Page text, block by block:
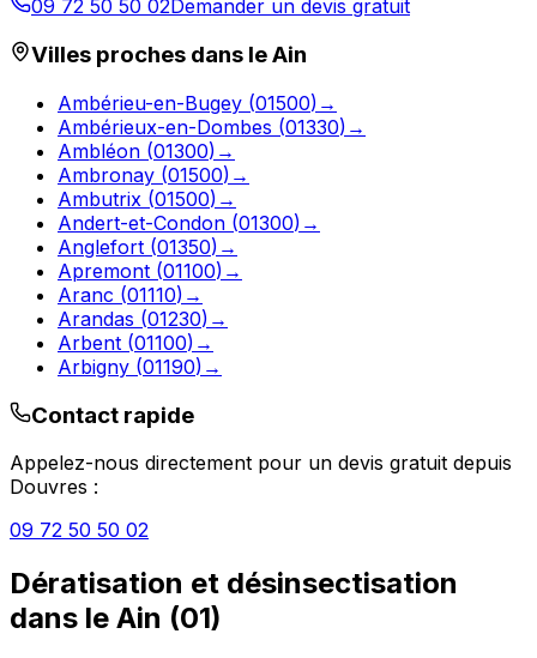
09 72 50 50 02Demander un devis gratuit
Villes proches dans leAin
Ambérieu-en-Bugey (01500) →
Ambérieux-en-Dombes (01330) →
Ambléon (01300) →
Ambronay (01500) →
Ambutrix (01500) →
Andert-et-Condon (01300) →
Anglefort (01350) →
Apremont (01100) →
Aranc (01110) →
Arandas (01230) →
Arbent (01100) →
Arbigny (01190) →
Contact rapide
Appelez-nous directement pour un devis gratuit depuis
Douvres :
09 72 50 50 02
Dératisation et désinsectisation
dans le Ain (01)